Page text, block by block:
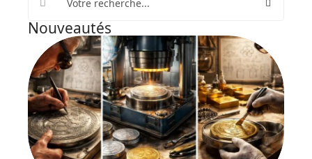
Nouveautés